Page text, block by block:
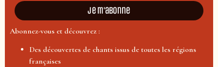
Je m'abonne
Abonnez-vous et découvrez :
Des découvertes de chants issus de toutes les régions
françaises